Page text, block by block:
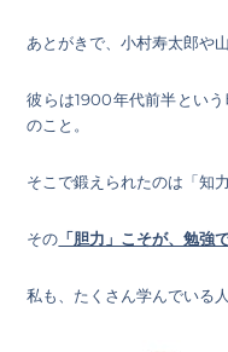
あとがきで、小村寿太郎や
彼らは1900年代前半とい
のこと。
そこで鍛えられたのは「知
その 「胆力」こそが、勉強
私も、たくさん学んでいる